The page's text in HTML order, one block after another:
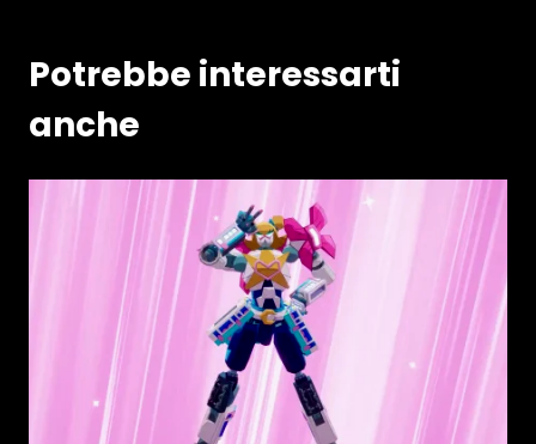
Potrebbe interessarti
anche